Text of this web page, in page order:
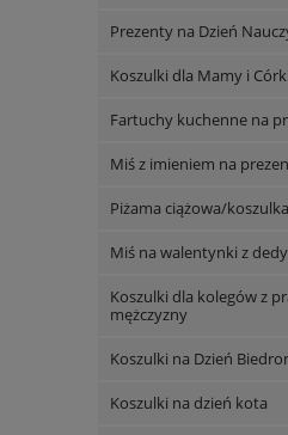
Prezenty na Dzień
Koszulki dla Mamy i Córki
Fartuchy kuchenne na
Miś z imieniem na
Piżama ciążowa/
Miś na walentynki z
Koszulki dla kolegów z
mężczyzny
Koszulki na Dzień
Koszulki na dzień kota